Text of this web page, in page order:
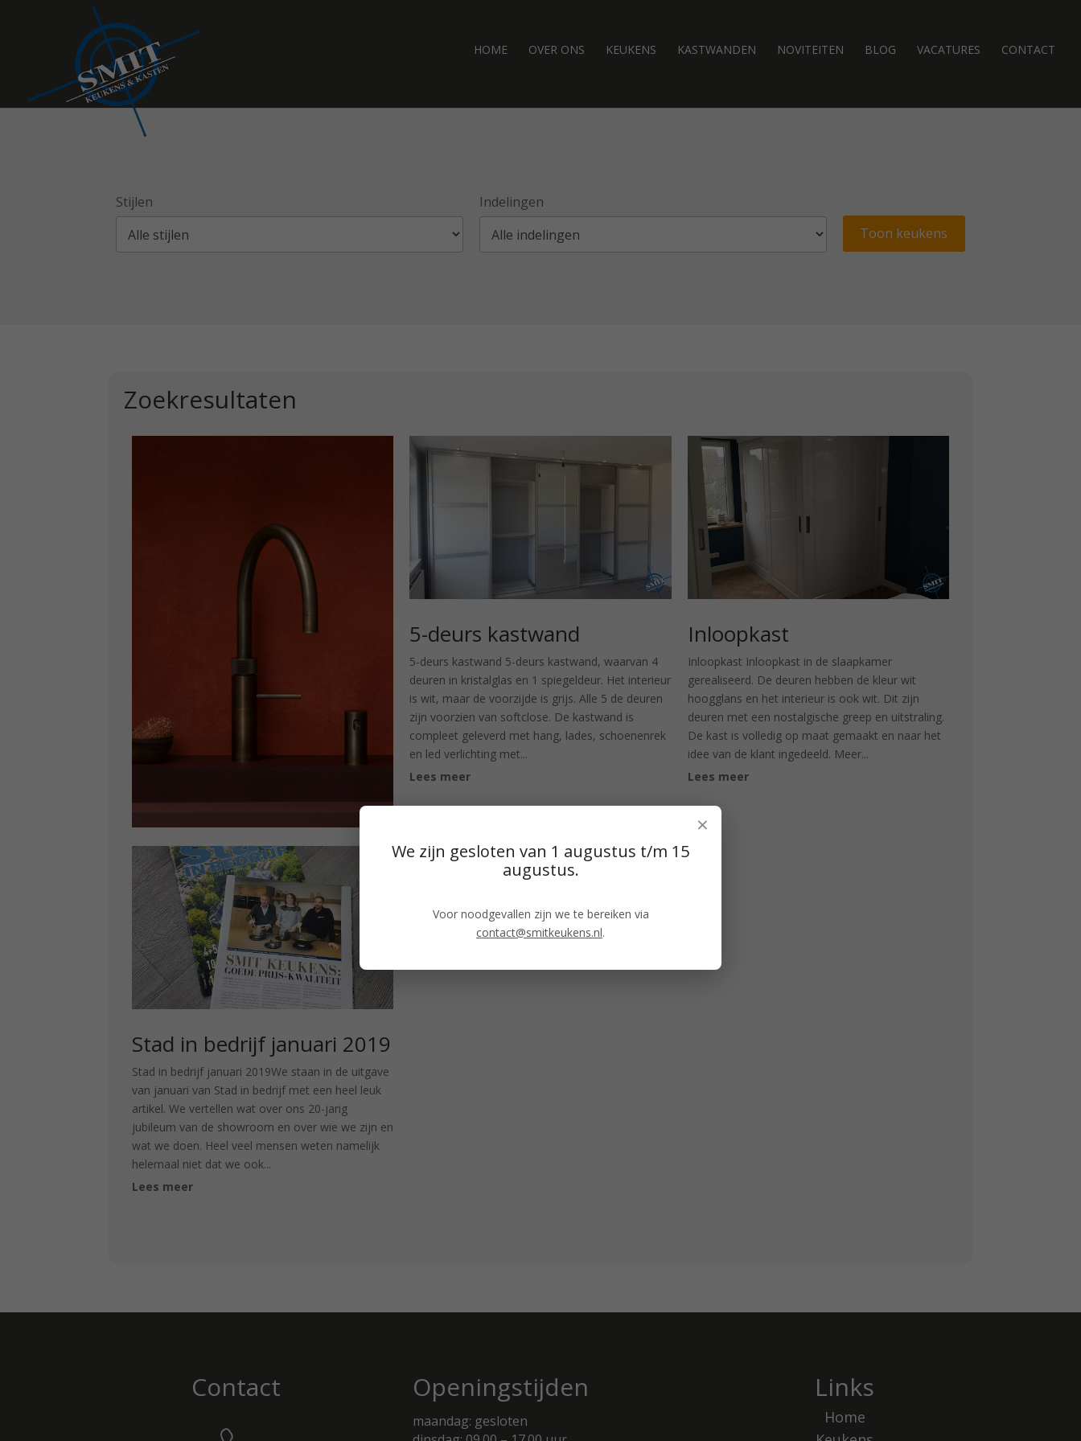
HOME OVER ONS KEUKENS KASTWANDEN NOVITEITEN BLOG VACATURES CONTACT
Stijlen Indelingen
Zoekresultaten
Hallo 2020
Hallo 2020, Inmiddels is het nieuwe jaar alweer
even begonnen, maar we hebben 2019
afgesloten met mooie noviteiten. Eind vorig jaar
heeft Quooker een nieuwe kleur keukenkraan op
de markt gebracht, namelijk messing patina.
Patina is een laag die op het messing ontstaat...
Lees meer
5-deurs kastwand
5-deurs kastwand 5-deurs kastwand, waarvan 4
deuren in kristalglas en 1 spiegeldeur. Het interieur
is wit, maar de voorzijde is grijs. Alle 5 de deuren
zijn voorzien van softclose. De kastwand is
compleet geleverd met hang, lades, schoenenrek
en led verlichting met...
Lees meer
Inloopkast
Inloopkast Inloopkast in de slaapkamer
gerealiseerd. De deuren hebben de kleur wit
hoogglans en het interieur is ook wit. Dit zijn
deuren met een nostalgische greep en uitstraling.
De kast is volledig op maat gemaakt en naar het
idee van de klant ingedeeld. Meer...
Lees meer
Stad in bedrijf januari 2019
Stad in bedrijf januari 2019We staan in de uitgave
van januari van Stad in bedrijf met een heel leuk
artikel. We vertellen wat over ons 20-jarig
jubileum van de showroom en over wie we zijn en
wat we doen. Heel veel mensen weten namelijk
helemaal niet dat we ook...
Lees meer
Contact Openingstijden
maandag: gesloten
Links
Home
×
We zijn gesloten van 1 augustus t/m 15
augustus.
Voor noodgevallen zijn we te bereiken via
contact@smitkeukens.nl.